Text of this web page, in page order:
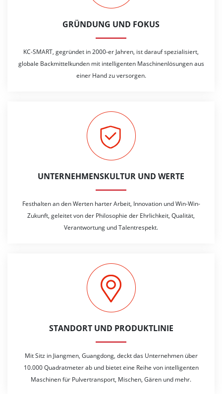
GRÜNDUNG UND FOKUS
KC-SMART, gegründet in 2000-er Jahren, ist darauf spezialisiert,
globale Backmittelkunden mit intelligenten Maschinenlösungen aus
einer Hand zu versorgen.
UNTERNEHMENSKULTUR UND WERTE
Festhalten an den Werten harter Arbeit, Innovation und Win-Win-
Zukunft, geleitet von der Philosophie der Ehrlichkeit, Qualität,
Verantwortung und Talentrespekt.
STANDORT UND PRODUKTLINIE
Mit Sitz in Jiangmen, Guangdong, deckt das Unternehmen über
10.000 Quadratmeter ab und bietet eine Reihe von intelligenten
Maschinen für Pulvertransport, Mischen, Gären und mehr.